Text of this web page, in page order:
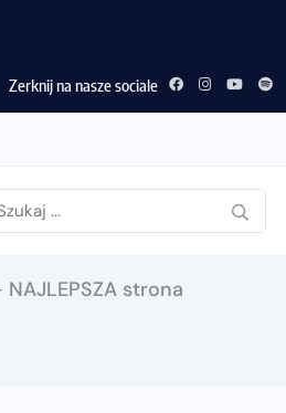
Zerknij na nasze sociale
strona